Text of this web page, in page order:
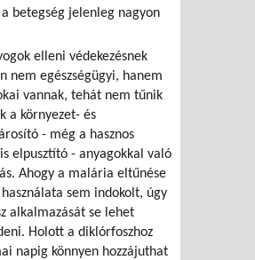
betegség jelenleg nagyon
elleni védekezésnek
nem egészségügyi, hanem
vannak, tehát nem tűnik
a környezet- és
- még a hasznos
elpusztító - anyagokkal való
Ahogy a malária eltűnése
sem indokolt, úgy
alkalmazását se lehet
Holott a diklórfoszhoz
napig könnyen hozzájuthat